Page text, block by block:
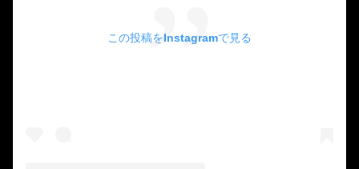
この投稿をInstagramで見る